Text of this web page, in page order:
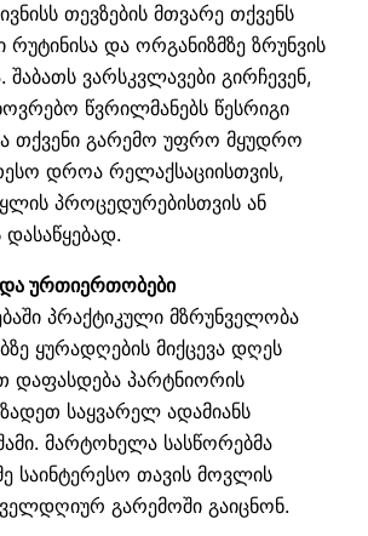
თევზების მთვარე თქვენს
და ორგანიზმზე ზრუნვის
შაბათს ვარსკვლავები გირჩევენ,
წვრილმანებს წესრიგი
თქვენი გარემო უფრო მყუდრო
დროა რელაქსაციისთვის,
პროცედურებისთვის ან
დასაწყებად.
ურთიერთობები
პრაქტიკული მზრუნველობა
ყურადღების მიქცევა დღეს
დაფასდება პარტნიორის
საყვარელ ადამიანს
მარტოხელა სასწორებმა
საინტერესო თავის მოვლის
გარემოში გაიცნონ.